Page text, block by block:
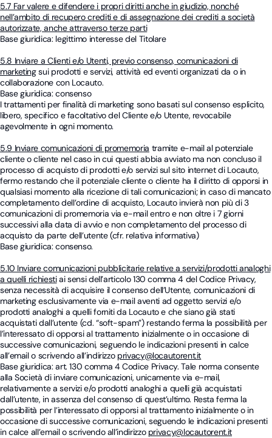
5.7 Far valere e difendere i propri diritti anche in giudizio, nonché
nell’ambito di recupero crediti e di assegnazione dei crediti a società
autorizzate, anche attraverso terze parti
Base giuridica: legittimo interesse del Titolare
5.8 Inviare a Clienti e/o Utenti, previo consenso, comunicazioni di
marketingsui prodotti e servizi, attività ed eventi organizzati da o in
collaborazione con Locauto.
Base giuridica: consenso
I trattamenti per finalità di marketing sono basati sul consenso esplicito,
libero, specifico e facoltativo del Cliente e/o Utente, revocabile
agevolmente in ogni momento.
5.9 Inviare comunicazioni di promemoria tramite e-mail al potenziale
cliente o cliente nel caso in cui questi abbia avviato ma non concluso il
processo di acquisto di prodotti e/o servizi sul sito internet di Locauto,
fermo restando che il potenziale cliente o cliente ha il diritto di opporsi in
qualsiasi momento alla ricezione di tali comunicazioni; in caso di mancato
completamento dell’ordine di acquisto, Locauto invierà non più di 3
comunicazioni di promemoria via e-mail entro e non oltre i 7 giorni
successivi alla data di avvio e non completamento del processo di
acquisto da parte dell’utente (cfr. relativa informativa)
Base giuridica: consenso.
5.10 Inviare comunicazioni pubblicitarie relative a servizi/prodotti analoghi
a quelli richiestiai sensi dell’articolo 130 comma 4 del Codice Privacy,
senza necessità di acquisire il consenso dell’Utente, comunicazioni di
marketing esclusivamente via e-mail aventi ad oggetto servizi e/o
prodotti analoghi a quelli forniti da Locauto e che siano già stati
acquistati dall’utente (cd. “soft-spam”) restando ferma la possibilità per
l’interessato di opporsi al trattamento inizialmente o in occasione di
successive comunicazioni, seguendo le indicazioni presenti in calce
all’email o scrivendo all’indirizzo privacy@locautorent.it
Base giuridica: art. 130 comma 4 Codice Privacy. Tale norma consente
alla Società di inviare comunicazioni, unicamente via e-mail,
relativamente a servizi e/o prodotti analoghi a quelli già acquistati
dall’utente, in assenza del consenso di quest’ultimo. Resta ferma la
possibilità per l’interessato di opporsi al trattamento inizialmente o in
occasione di successive comunicazioni, seguendo le indicazioni presenti
in calce all’email o scrivendo all’indirizzo privacy@locautorent.it